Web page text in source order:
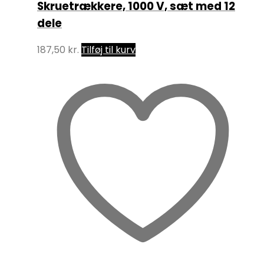
Skruetrækkere, 1000 V, sæt med 12
dele
187,50 kr. Tilføj til kurv